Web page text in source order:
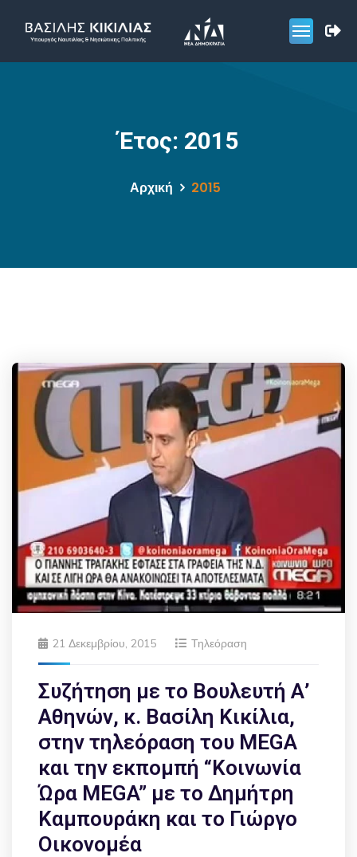
Έτος: 2015
Αρχική 2015
21 Δεκεμβρίου, 2015 Τηλεόραση
Συζήτηση με το Βουλευτή Α’
Αθηνών, κ. Βασίλη Κικίλια,
στην τηλεόραση του MEGA
και την εκπομπή “Κοινωνία
Ώρα MEGA” με το Δημήτρη
Καμπουράκη και το Γιώργο
Οικονομέα